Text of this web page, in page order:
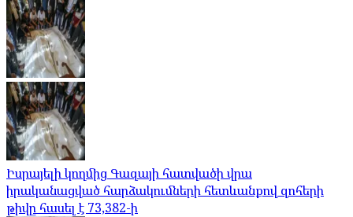
Իսրայելի կողմից Գազայի հատվածի վրա
իրականացված հարձակումների հետևանքով զոհերի
թիվը հասել է 73,382-ի